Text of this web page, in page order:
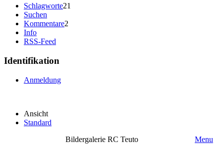
Schlagworte21
Suchen
Kommentare2
Info
RSS-Feed
Identifikation
Anmeldung
Ansicht
Standard
Bildergalerie RC Teuto
Menu